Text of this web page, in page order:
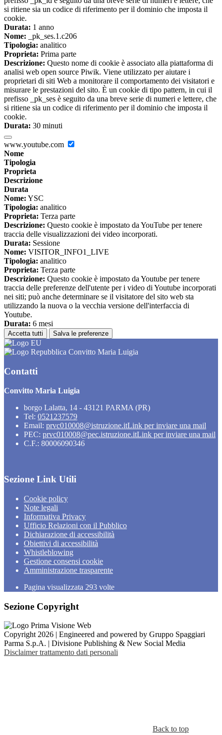
si ritiene sia un codice di riferimento per il dominio che imposta il
cookie.
Durata: 1 anno
Nome: _pk_ses.1.c206
Tipologia: analitico
Proprieta: Prima parte
Descrizione: Questo nome di cookie è associato alla piattaforma di
analisi web open source Piwik. Viene utilizzato per aiutare i
proprietari di siti Web a monitorare il comportamento dei visitatori e
misurare le prestazioni del sito. È un cookie di tipo pattern, in cui il
prefisso _pk_ses è seguito da una breve serie di numeri e lettere, che
si ritiene sia un codice di riferimento per il dominio che imposta il
cookie.
Durata: 30 minuti
www.youtube.com
Nome
Tipologia
Proprieta
Descrizione
Durata
Nome: YSC
Tipologia: analitico
Proprieta: Terza parte
Descrizione: Questo cookie è impostato da YouTube per tenere
traccia delle visualizzazioni dei video incorporati.
Durata: Sessione
Nome: VISITOR_INFO1_LIVE
Tipologia: analitico
Proprieta: Terza parte
Descrizione: Questo cookie è impostato da Youtube per tenere
traccia delle preferenze dell'utente per i video di Youtube incorporati
nei siti; può anche determinare se il visitatore del sito web sta
utilizzando la nuova o la vecchia versione dell'interfaccia di
Youtube.
Durata: 6 mesi
Accetta tutti Salva le preferenze
Convitto Maria Luigia
Contatti
Convitto Maria Luigia
borgo Lalatta, 14 - 43121 PARMA (PR)
Tel: 0521237579
Email: prvc010008@istruzione.itLink per inviare una mail
PEC: prvc010008@pec.istruzione.itLink per inviare una mail
C.F.: 80006090346
Sezione Link Utili
Cookie policy
Note legali
Informativa Privacy
Ufficio Relazioni con il Pubblico
Dichiarazione di accessibilità
Obiettivi di accessibilità
Whistleblowing
Gestione consensi cookie
Amministrazione trasparente
Pagina visualizzata 293 volte
Sezione Copyright
Copyright 2026 | Engineered and powered by Gruppo Spaggiari
Parma S.p.A. | Divisione Publishing & New Social Media
Disclaimer trattamento dati personali
Back to top